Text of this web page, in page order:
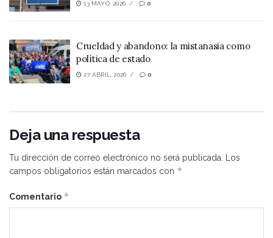
13 MAYO, 2026 0
Crueldad y abandono: la mistanasia como
política de estado
27 ABRIL, 2026 0
Deja una respuesta
Tu dirección de correo electrónico no será publicada.
Los
campos obligatorios están marcados con *
Comentario *